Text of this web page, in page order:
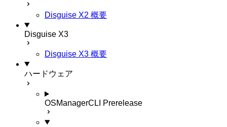
Disguise X2 概要
Disguise X3
Disguise X3 概要
ハードウェア
OSManagerCLI Prerelease